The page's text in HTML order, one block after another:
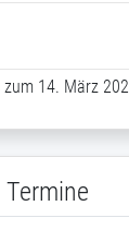
Termine
14. März